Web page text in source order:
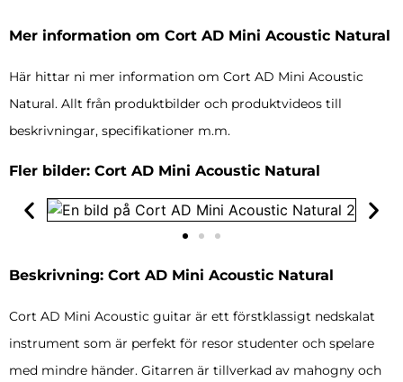
Mer information om Cort AD Mini Acoustic Natural
Här hittar ni mer information om Cort AD Mini Acoustic
Natural. Allt från produktbilder och produktvideos till
beskrivningar, specifikationer m.m.
Fler bilder: Cort AD Mini Acoustic Natural
Beskrivning: Cort AD Mini Acoustic Natural
Cort AD Mini Acoustic guitar är ett förstklassigt nedskalat
instrument som är perfekt för resor studenter och spelare
med mindre händer. Gitarren är tillverkad av mahogny och